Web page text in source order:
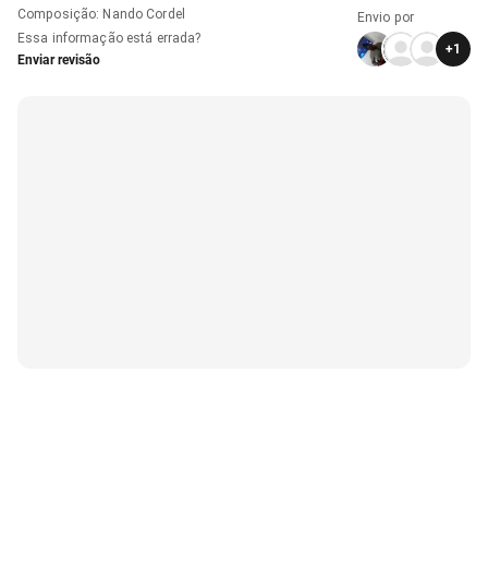
Composição: Nando Cordel
Essa informação está errada?
Enviar revisão
Envio por
+1